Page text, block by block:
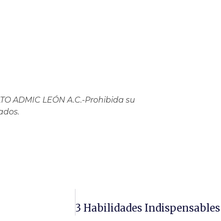
ADMIC LEÓN A.C.-Prohibida su